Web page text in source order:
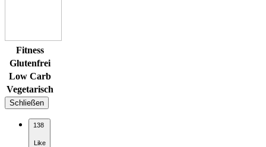
Fitness
Glutenfrei
Low Carb
Vegetarisch
Schließen
138
Like